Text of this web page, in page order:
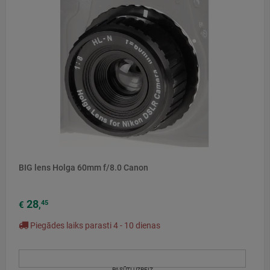
BIG lens Holga 60mm f/8.0 Canon
€ 28,45
Piegādes laiks parasti 4 - 10 dienas